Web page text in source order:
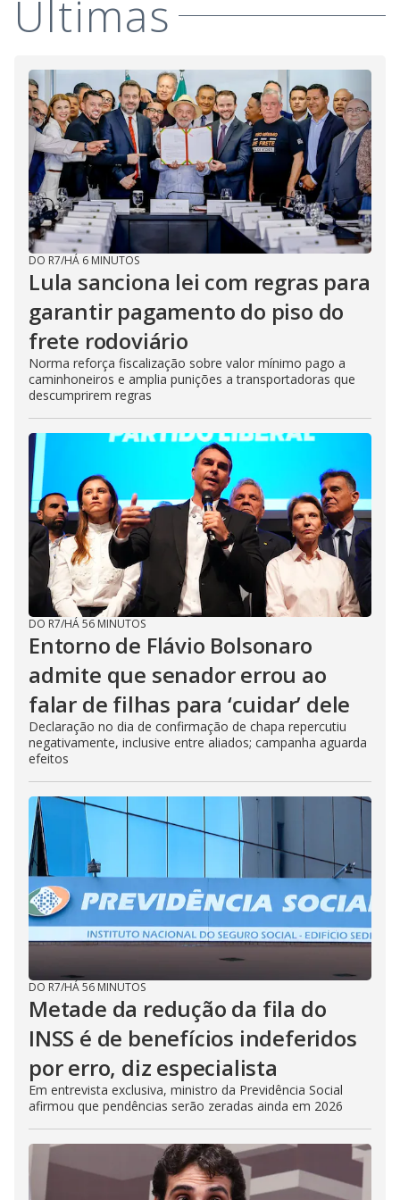
i
d
e
o
Últimas
DO R7/HÁ 6 MINUTOS
Lula sanciona lei com regras para
garantir pagamento do piso do
frete rodoviário
Norma reforça fiscalização sobre valor mínimo pago a
caminhoneiros e amplia punições a transportadoras que
descumprirem regras
DO R7/HÁ 56 MINUTOS
Entorno de Flávio Bolsonaro
admite que senador errou ao
falar de filhas para ‘cuidar’ dele
Declaração no dia de confirmação de chapa repercutiu
negativamente, inclusive entre aliados; campanha aguarda
efeitos
DO R7/HÁ 56 MINUTOS
Metade da redução da fila do
INSS é de benefícios indeferidos
por erro, diz especialista
Em entrevista exclusiva, ministro da Previdência Social
afirmou que pendências serão zeradas ainda em 2026